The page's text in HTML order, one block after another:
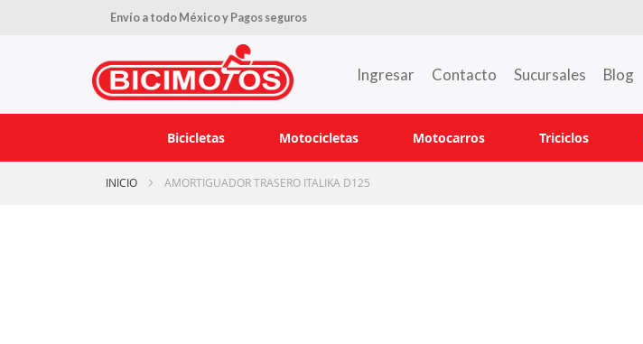
Envío a todo México y Pagos seguros
Ingresar Contacto Sucursales Blog
Bicicletas Motocicletas Motocarros Triciclos
INICIO AMORTIGUADOR TRASERO ITALIKA D125